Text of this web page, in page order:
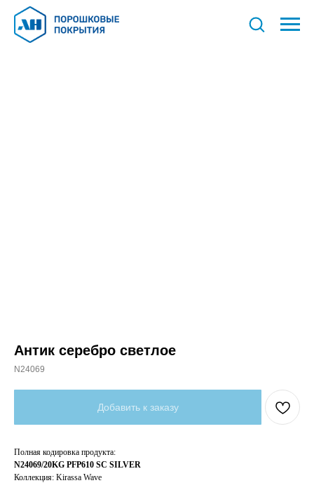
Антик серебро светлое
N24069
Добавить к заказу
Полная кодировка продукта:
N24069/20KG PFP610 SC SILVER
Коллекция: Kirassa Wave